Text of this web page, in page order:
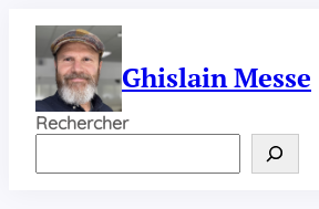
contenu
Ghislain Messe
Rechercher